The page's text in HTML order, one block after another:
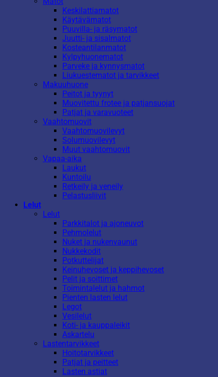
Keskilattiamatot
Käytävämatot
Puuvilla- ja räsymatot
Juutti- ja sisalmatot
Kosteantilanmatot
Kylpyhuonematot
Parveke ja kynnysmatot
Liukuestematot ja tarvikkeet
Makuuhuone
Peitot ja tyynyt
Muovitettu frotee ja patjansuojat
Patjat ja varavuoteet
Vaahtomuovit
Vaahtomuovilevyt
Solumuovilevyt
Muut vaahtomuovit
Vapaa-aika
Laukut
Kuntoilu
Retkeily ja veneily
Pelastusliivit
Lelut
Lelut
Parkkitalot ja ajoneuvot
Pehmolelut
Nuket ja nukenvaunut
Nukkekodit
Potkuttelijat
Keinuhevoset ja keppihevoset
Pelit ja soittimet
Toimintalelut ja hahmot
Pienten lasten lelut
Legot
Vesilelut
Koti- ja kauppaleikit
Askartelu
Lastentarvikkeet
Hoitotarvikkeet
Patjat ja peitteet
Lasten astiat